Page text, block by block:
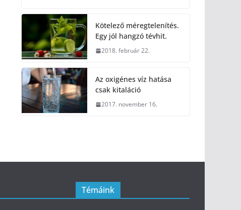
Kötelező méregtelenítés.
Egy jól hangzó tévhit.
2018. február 22.
Az oxigénes víz hatása
csak kitaláció
2017. november 16.
Témáink